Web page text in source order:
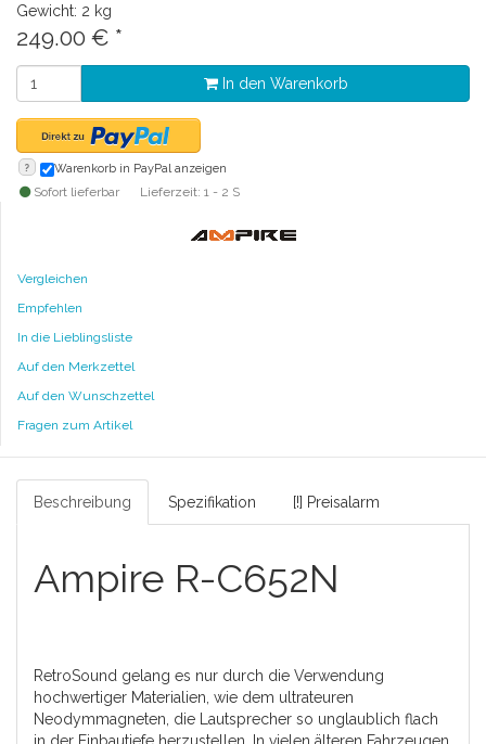
Gewicht: 2 kg
249.00 € *
In den Warenkorb
? Warenkorb in PayPal anzeigen
Sofort lieferbar Lieferzeit: 1 - 2 S
Vergleichen
Empfehlen
In die Lieblingsliste
Auf den Merkzettel
Auf den Wunschzettel
Fragen zum Artikel
Beschreibung Spezifikation [!] Preisalarm
Ampire R-C652N
RetroSound gelang es nur durch die Verwendung
hochwertiger Materialien, wie dem ultrateuren
Neodymmagneten, die Lautsprecher so unglaublich flach